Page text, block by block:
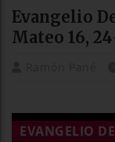
Evangelio
Mateo 16,
EVANGELIO